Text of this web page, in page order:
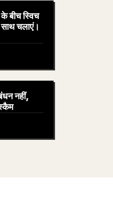
स्विच
चलाएं।
नहीं,